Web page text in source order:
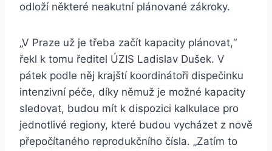
odloží některé neakutní plánované zákroky.
„V Praze už je třeba začít kapacity plánovat,“
řekl k tomu ředitel ÚZIS Ladislav Dušek. V
pátek podle něj krajští koordinátoři dispečinku
intenzivní péče, díky němuž je možné kapacity
sledovat, budou mít k dispozici kalkulace pro
jednotlivé regiony, které budou vycházet z nově
přepočítaného reprodukčního čísla. „Zatím to